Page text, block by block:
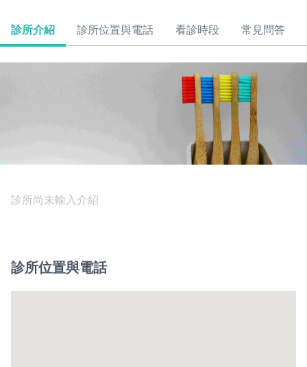
診所介紹 診所位置與電話 看診時段 常見問答
診所尚未輸入介紹
診所位置與電話